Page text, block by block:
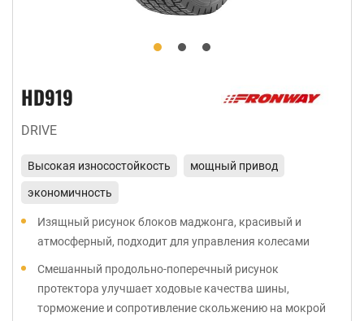
HD919
DRIVE
Высокая износостойкость
мощный привод
экономичность
Изящный рисунок блоков маджонга, красивый и
атмосферный, подходит для управления колесами
Смешанный продольно-поперечный рисунок
протектора улучшает ходовые качества шины,
торможение и сопротивление скольжению на мокрой